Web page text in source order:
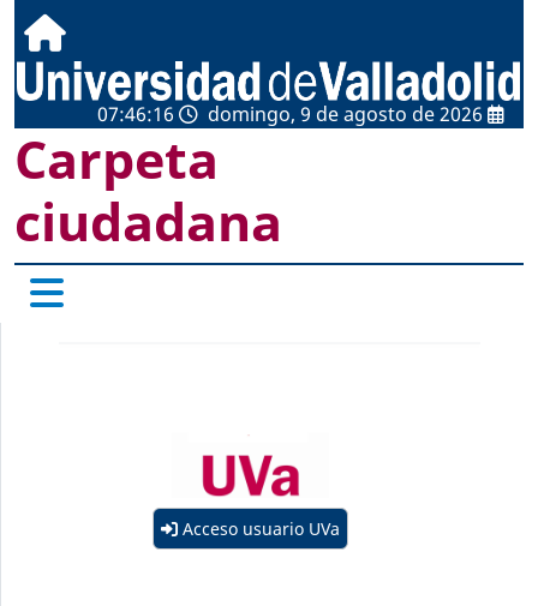
07:46:16 domingo, 9 de agosto de 2026
Carpeta
ciudadana
Acceso usuario UVa